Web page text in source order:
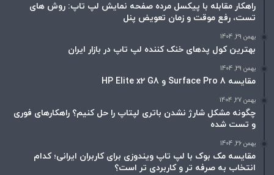
راهکار مقابله با پیکسل مرده صفحه نمایش لپ تاپ: روش های
تست، رفع موقت و زمان تعویض پنل
بهمن 29, 1404
بهترین کول پدهای خنک کننده لپ تاپ در بازار ایران
بهمن 29, 1404
مقایسه Surface Pro 8 و HP Elite x2 G8
بهمن 27, 1404
چگونه مشکل شارژ نشدن باتری لپتاپ را حل کنیم؟ راهکارهای فوری
و تست شده
بهمن 26, 1404
مقایسه مک بوک با لپ تاپ ویندوزی برای کاربران ایرانی؛ کدام
انتخاب به صرفه تر و کاربردی تر است؟